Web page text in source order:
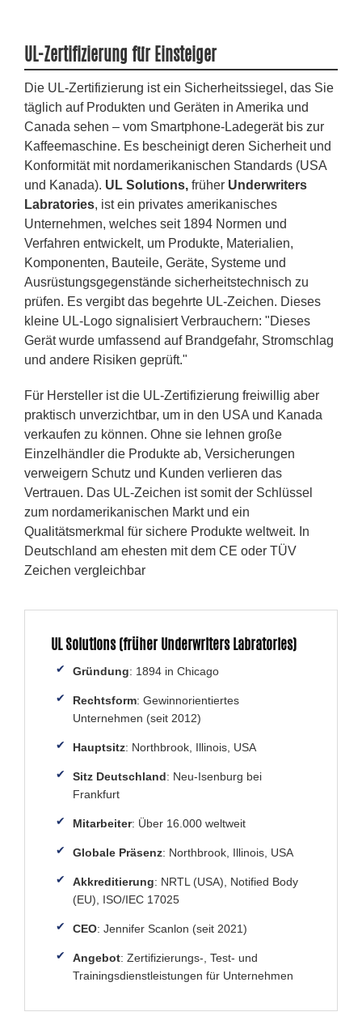
UL-Zertifizierung für Einsteiger
Die UL-Zertifizierung ist ein Sicherheitssiegel, das Sie
täglich auf Produkten und Geräten in Amerika und
Canada sehen – vom Smartphone-Ladegerät bis zur
Kaffeemaschine. Es bescheinigt deren Sicherheit und
Konformität mit nordamerikanischen Standards (USA
und Kanada). UL Solutions, früher Underwriters
Labratories, ist ein privates amerikanisches
Unternehmen, welches seit 1894 Normen und
Verfahren entwickelt, um Produkte, Materialien,
Komponenten, Bauteile, Geräte, Systeme und
Ausrüstungsgegenstände sicherheitstechnisch zu
prüfen. Es vergibt das begehrte UL-Zeichen. Dieses
kleine UL-Logo signalisiert Verbrauchern: "Dieses
Gerät wurde umfassend auf Brandgefahr, Stromschlag
und andere Risiken geprüft."
Für Hersteller ist die UL-Zertifizierung freiwillig aber
praktisch unverzichtbar, um in den USA und Kanada
verkaufen zu können. Ohne sie lehnen große
Einzelhändler die Produkte ab, Versicherungen
verweigern Schutz und Kunden verlieren das
Vertrauen. Das UL-Zeichen ist somit der Schlüssel
zum nordamerikanischen Markt und ein
Qualitätsmerkmal für sichere Produkte weltweit. In
Deutschland am ehesten mit dem CE oder TÜV
Zeichen vergleichbar
UL Solutions (früher Underwriters Labratories)
Gründung: 1894 in Chicago
Rechtsform: Gewinnorientiertes
Unternehmen (seit 2012)
Hauptsitz: Northbrook, Illinois, USA
Sitz Deutschland: Neu-Isenburg bei
Frankfurt
Mitarbeiter: Über 16.000 weltweit
Globale Präsenz: Northbrook, Illinois, USA
Akkreditierung: NRTL (USA), Notified Body
(EU), ISO/IEC 17025
CEO: Jennifer Scanlon (seit 2021)
Angebot: Zertifizierungs-, Test- und
Trainingsdienstleistungen für Unternehmen